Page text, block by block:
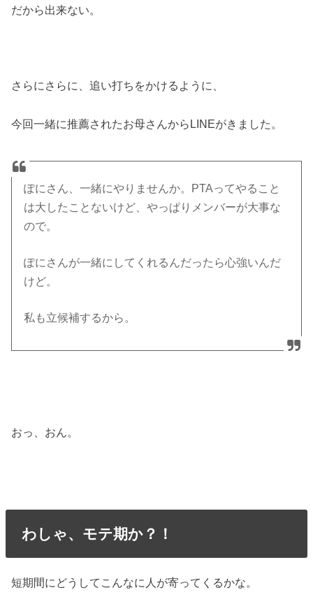
だから出来ない。
さらにさらに、追い打ちをかけるように、
今回一緒に推薦されたお母さんからLINEがきました。
ぽにさん、一緒にやりませんか。PTAってやること
は大したことないけど、やっぱりメンバーが大事な
ので。
ぽにさんが一緒にしてくれるんだったら心強いんだ
けど。
私も立候補するから。
おっ、おん。
わしゃ、モテ期か？！
短期間にどうしてこんなに人が寄ってくるかな。